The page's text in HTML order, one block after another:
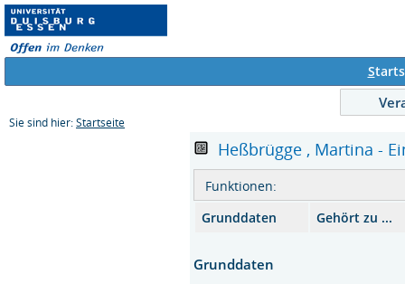
S
Sie sind hier: Startseite
Heßbrügge , Martina -
Funktionen:
Grunddaten
Gehört zu ...
Grunddaten